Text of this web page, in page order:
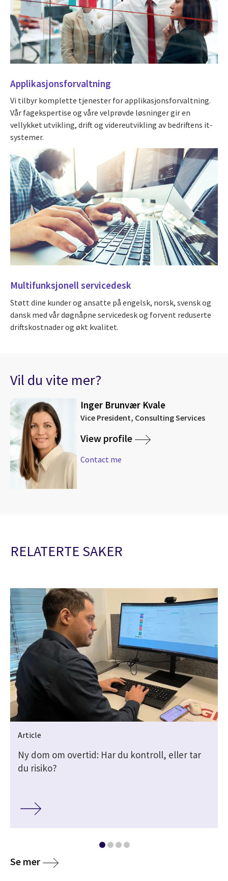
Applikasjonsforvaltning
Vi tilbyr komplette tjenester for applikasjonsforvaltning.
Vår fagekspertise og våre velprøvde løsninger gir en
vellykket utvikling, drift og videreutvikling av bedriftens it-
systemer.
Multifunksjonell servicedesk
Støtt dine kunder og ansatte på engelsk, norsk, svensk og
dansk med vår døgnåpne servicedesk og forvent reduserte
driftskostnader og økt kvalitet.
Vil du vite mer?
Inger Brunvær Kvale
Vice President, Consulting Services
View profile
Contact me
RELATERTE SAKER
Article
Ny dom om overtid: Har du kontroll, eller tar
du risiko?
Se mer